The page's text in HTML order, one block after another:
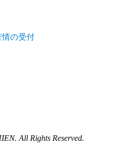
情の受付
All Rights Reserved.